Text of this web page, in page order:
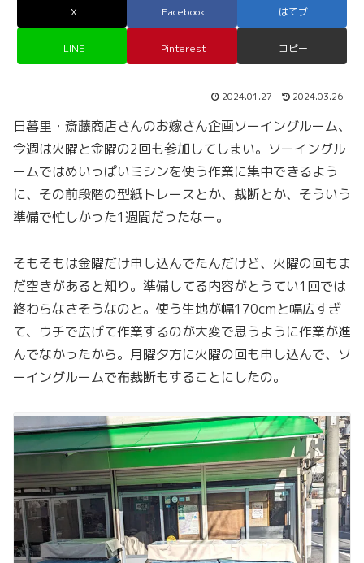
X Facebook はてブ
LINE Pinterest コピー
2024.01.27 2024.03.26
日暮里・斎藤商店さんのお嫁さん企画ソーイングルーム、
今週は火曜と金曜の2回も参加してしまい。ソーイングル
ームではめいっぱいミシンを使う作業に集中できるよう
に、その前段階の型紙トレースとか、裁断とか、そういう
準備で忙しかった1週間だったなー。
そもそもは金曜だけ申し込んでたんだけど、火曜の回もま
だ空きがあると知り。準備してる内容がとうてい1回では
終わらなさそうなのと。使う生地が幅170cmと幅広すぎ
て、ウチで広げて作業するのが大変で思うように作業が進
んでなかったから。月曜夕方に火曜の回も申し込んで、ソ
ーイングルームで布裁断もすることにしたの。